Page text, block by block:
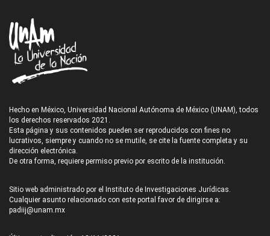
Hecho en México, Universidad Nacional Autónoma de México (UNAM), todos
los derechos reservados 2021.
Esta página y sus contenidos pueden ser reproducidos con fines no
lucrativos, siempre y cuando no se mutile, se cite la fuente completa y su
dirección electrónica.
De otra forma, requiere permiso previo por escrito de la institución.
Sitio web administrado por el Instituto de Investigaciones Jurídicas.
Cualquier asunto relacionado con este portal favor de dirigirse a:
padiij@unam.mx